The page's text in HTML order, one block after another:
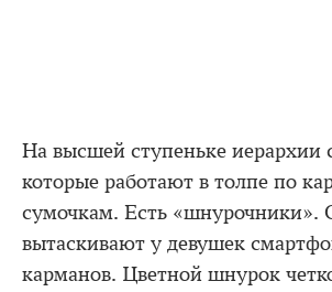
На высшей ступеньке иерархии
которые работают в толпе по
сумочкам. Есть «шнурочники».
вытаскивают у девушек
карманов. Цветной шнурок